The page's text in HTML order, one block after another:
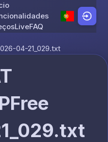
to content
LiveFAQ
04-21_029.txt